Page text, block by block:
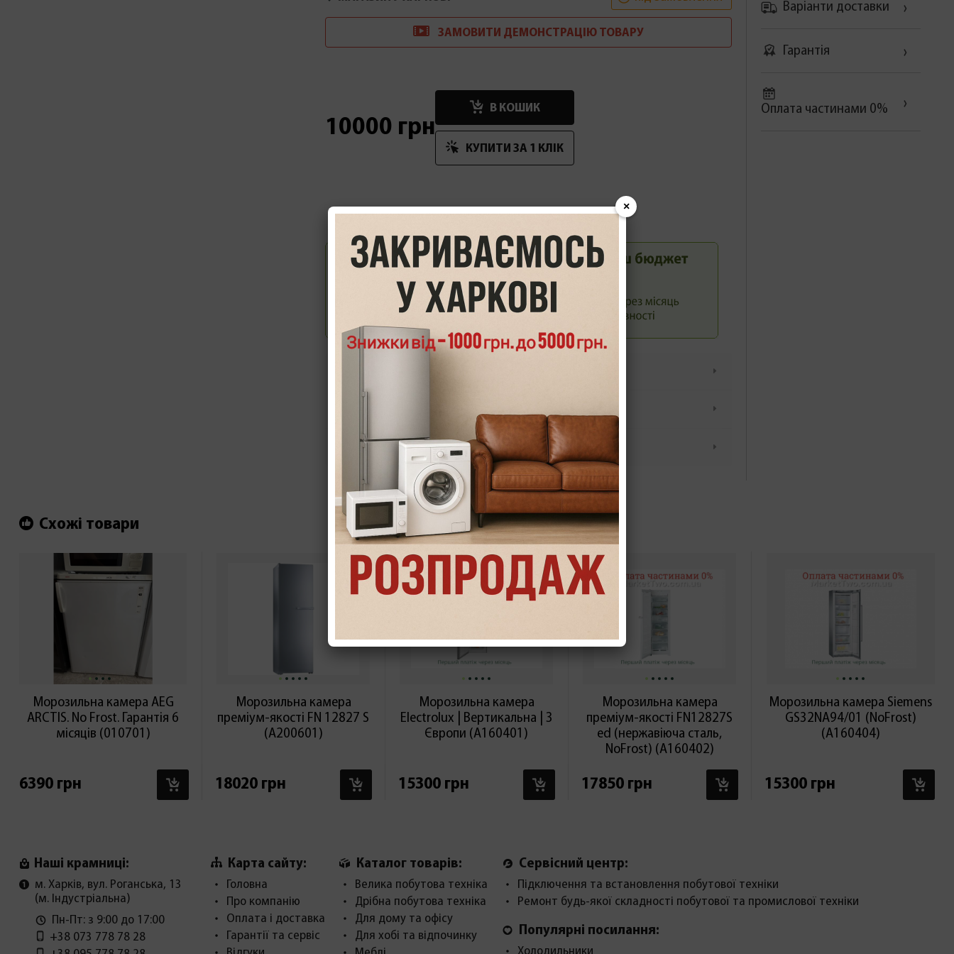
ЗАМОВИТИ ДЕМОНСТРАЦІЮТОВАРУ
10000 грн
В КОШИК
КУПИТИ ЗА 1 КЛIК
Інформація/демонстрація
Варіанти доставки
Гарантія
Оплата частинами 0%
Схожі товари
Морозильна камера AEG
ARCTIS. No Frost. Гарантія 6
місяців (010701)
6390 грн
В КОШИК
Морозильна камера
преміум-якості FN 12827 S
(А200601)
18020 грн
В КОШИК
Морозильна камера
Electrolux | Вертикальна | З
Європи (А160401)
15300 грн
В КОШИК
Морозильна камера
преміум-якості FN12827S
ed (нержавіюча сталь,
NoFrost) (А160402)
17850 грн
В КОШИК
Морозильна камера Siemens
GS32NA94/01 (NoFrost)
(А160404)
15300 грн
Наші крамниці:
м. Харків, вул. Роганська, 13
(м. Індустріальна)
Пн-Пт: з 9:00 до 17:00
+38 073 778 78 28
Карта сайту:
Головна
Про компанію
Оплата і доставка
Гарантії та сервіс
Каталог товарів:
Велика побутова техніка
Дрібна побутова техніка
Для дому та офісу
Для хобі та відпочинку
Сервісний центр:
Підключення та встановлення побутової техніки
Ремонт будь-якої складності побутової та промислової техніки
Популярні посилання:
×